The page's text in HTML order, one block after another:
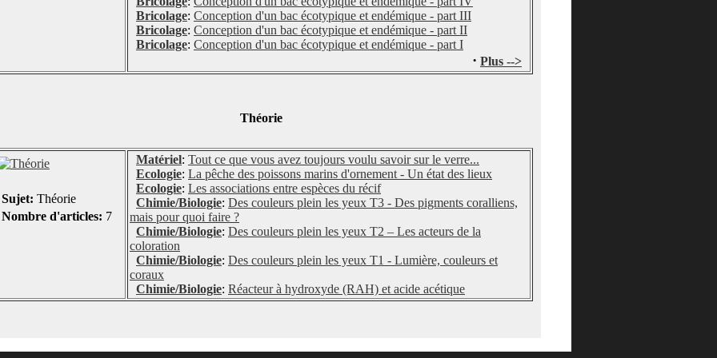
Bricolage: Conception d'un bac écotypique et endémique - part III
Bricolage: Conception d'un bac écotypique et endémique - part II
Bricolage: Conception d'un bac écotypique et endémique - part I
· Plus -->
Théorie
Sujet: Théorie
Nombre d'articles: 7
Matériel: Tout ce que vous avez toujours voulu savoir sur le verre...
Ecologie: La pêche des poissons marins d'ornement - Un état des lieux
Ecologie: Les associations entre espèces du récif
Chimie/Biologie: Des couleurs plein les yeux T3 - Des pigments coralliens,
mais pour quoi faire ?
Chimie/Biologie: Des couleurs plein les yeux T2 – Les acteurs de la
coloration
Chimie/Biologie: Des couleurs plein les yeux T1 - Lumière, couleurs et
coraux
Chimie/Biologie: Réacteur à hydroxyde (RAH) et acide acétique